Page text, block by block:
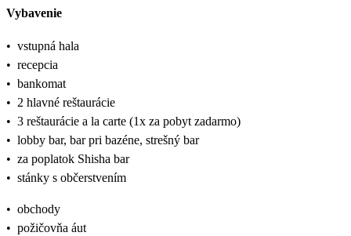
Vybavenie
• vstupná hala
• recepcia
• bankomat
• 2 hlavné reštaurácie
• 3 reštaurácie a la carte (1x za pobyt zadarmo)
• lobby bar, bar pri bazéne, strešný bar
• za poplatok Shisha bar
• stánky s občerstvením
• obchody
• požičovňa áut